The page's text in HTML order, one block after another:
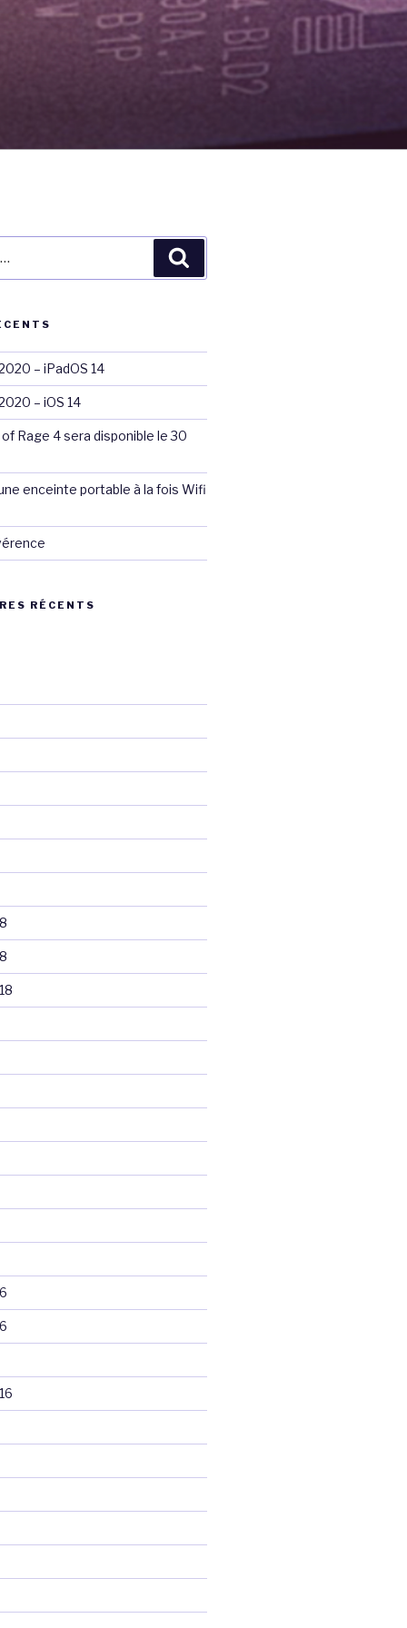
– iPadOS 14
– iOS 14
Rage 4 sera disponible le 30
enceinte portable à la fois Wifi
RÉCENTS